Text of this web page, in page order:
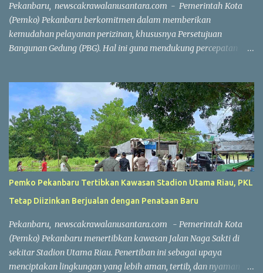
kompetitif dengan menjunjung tinggi nilai sportivitas,
pertandingan berlangsun...
Pekanbaru, newscakrawalanusantara.com - Pemerintah Kota
(Pemko) Pekanbaru berkomitmen dalam memberikan
kemudahan pelayanan perizinan, khususnya Persetujuan
Bangunan Gedung (PBG). Hal ini guna mendukung percepatan
penerbitan PBG dilakukan secara daring saat ini. Penerbitan PBG
dapat diselesaikan dengan sangat cepat apabila seluruh
persyaratan telah dipenuhi. "Hari ini, jika seluruh persyaratan
sudah lengkap, penerbitan PBG bisa selesai dalam waktu sekitar
satu jam. Seluruh prosesnya sudah berbasis sistem online,"
ujarnya. Percepatan layanan tersebut tidak hanya berlaku untuk
Tetapi, layanan ini juga berlaku untuk bangunan berskala besar
dan kompleks. Sebagai contoh, penerbitan PBG untuk
Damai yang berhasil diselesaikan dalam waktu sekitar dua jam
56 meni...
Pemko Pekanbaru Tertibkan Kawasan Stadion Utama Riau, PKL
Tetap Diizinkan Berjualan dengan Penataan Baru
Pekanbaru, newscakrawalanusantara.com - Pemerintah Kota
(Pemko) Pekanbaru menertibkan kawasan Jalan Naga Sakti di
sekitar Stadion Utama Riau. Penertiban ini sebagai upaya
menciptakan lingkungan yang lebih aman, tertib, dan nyaman